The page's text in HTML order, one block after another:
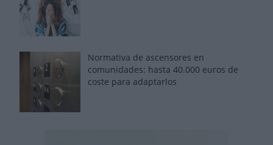
Normativa de ascensores en
comunidades: hasta 40.000 euros de
coste para adaptarlos